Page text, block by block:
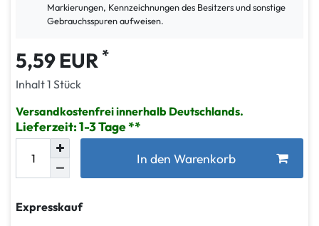
Markierungen, Kennzeichnungen des Besitzers und sonstige
Gebrauchsspuren aufweisen.
5,59 EUR *
Inhalt1 Stück
Versandkostenfrei innerhalb Deutschlands.
Lieferzeit: 1-3 Tage
In den Warenkorb
Expresskauf